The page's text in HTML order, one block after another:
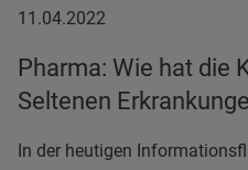
11.04.2022
11.04.2022
Pharma: Wie hat die
Seltenen
In der heutigen